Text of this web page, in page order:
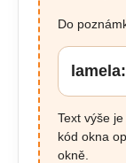
Do
Text výše
kód okna
okně.